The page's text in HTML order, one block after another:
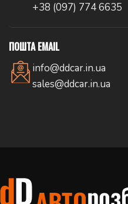
+38 (097) 774 6635
ПОШТА EMAIL
info@ddcar.in.ua
sales@ddcar.in.ua